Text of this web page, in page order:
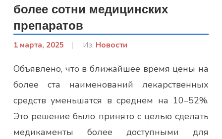
более сотни медицинских
препаратов
1 марта, 2025
От:
Из: Новости
Объявлено, что в ближайшее время цены на
более ста наименований лекарственных
средств уменьшатся в среднем на 10–52%.
Это решение было принято с целью сделать
медикаменты более доступными для